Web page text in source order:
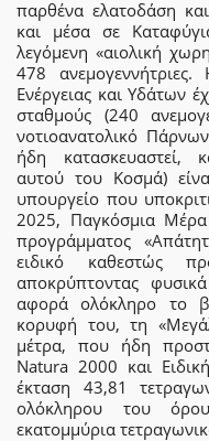
παρθένα ελατοδάση
και μέσα σε
λεγόμενη «αιολική
478
Ενέργειας και Υδάτων
σταθμούς (240
νοτιοανατολικό
ήδη κατασκευαστεί,
αυτού του Κοσμά)
υπουργείο που
2025, Παγκόσμια
προγράμματος
ειδικό καθεστώς
αποκρύπτοντας
αφορά ολόκληρο το
κορυφή του, τη
μέτρα, που ήδη
Natura 2000 και
έκταση 43,81
ολόκληρου του
εκατομμύρια